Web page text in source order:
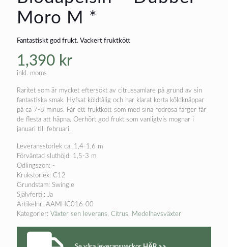
Moro M *
Fantastiskt god frukt. Vackert fruktkött
1,390 kr
inkl. moms
Raritet som är mycket eftersökt av citrussamlare på grund av sin
fantastiska smak. Hyfsat köldtålig och har klarat korta köldknäppar
på ca 7-8 minus. Får ett fruktkött som med sina rödrosa färger får
de flesta att häpna. Oerhört god frukt som vanligtvis mognar i
januari till februari.
Leveransstorlek ca: 1,4-1,6 m
Förväntad sluthöjd: 1,5-3 m
Odlingszon: -
Krukstorlek: C12
Grundstam: Swingle
Självfertil: Ja
Artikelnr: AAMHC016-00
Kategorier: Växter sen leverans, Citrus, Medelhavsväxter